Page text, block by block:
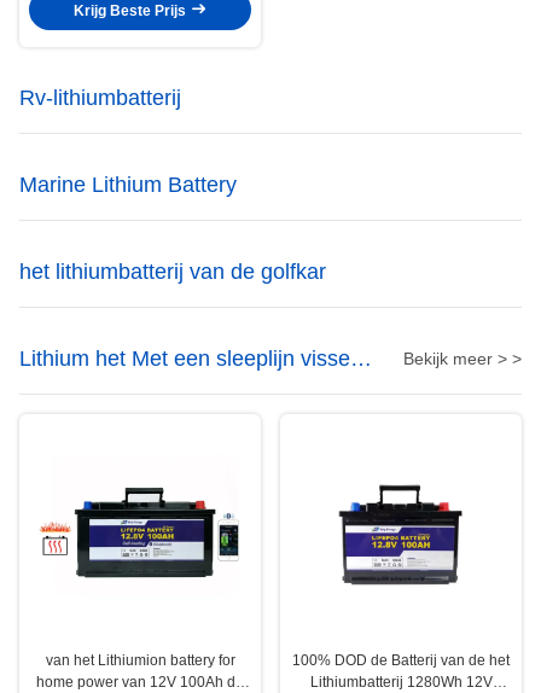
temperatuurbereik van -20°C tot
60°C
Krijg Beste Prijs
Rv-lithiumbatterij
Marine Lithium Battery
het lithiumbatterij van de golfkar
Lithium het Met een sleeplijn vissen
Motorbatterij
Bekijk meer > >
van het Lithiumion battery for
home power van 12V 100Ah de
100% DOD de Batterij van de het
Lithiumbatterij 1280Wh 12V